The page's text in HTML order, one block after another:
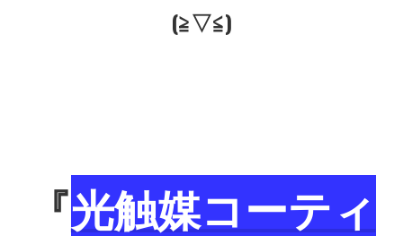
(≧▽≦)
『光触媒コーティ